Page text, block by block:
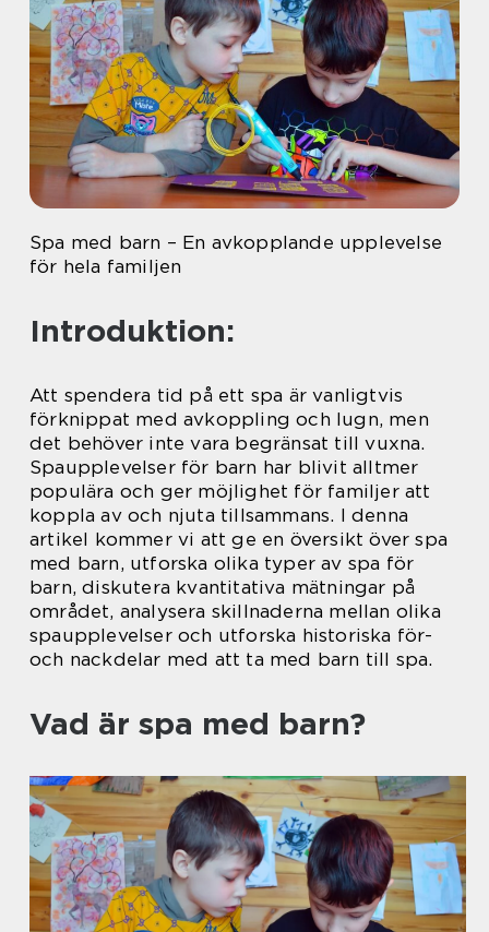
Spa med barn – En avkopplande upplevelse
för hela familjen
Introduktion:
Att spendera tid på ett spa är vanligtvis
förknippat med avkoppling och lugn, men
det behöver inte vara begränsat till vuxna.
Spaupplevelser för barn har blivit alltmer
populära och ger möjlighet för familjer att
koppla av och njuta tillsammans. I denna
artikel kommer vi att ge en översikt över spa
med barn, utforska olika typer av spa för
barn, diskutera kvantitativa mätningar på
området, analysera skillnaderna mellan olika
spaupplevelser och utforska historiska för-
och nackdelar med att ta med barn till spa.
Vad är spa med barn?